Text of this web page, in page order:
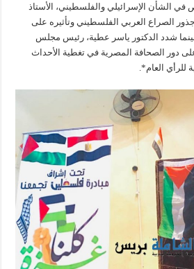
الشأن الإسرائيلي والفلسطيني، الأستاذ
الصراع العربي الفلسطيني وتأثيره على
شدد الدكتور ياسر عطية، رئيس مجلس
على دور الصحافة المصرية في تغطية الأحداث
للرأي العام*.